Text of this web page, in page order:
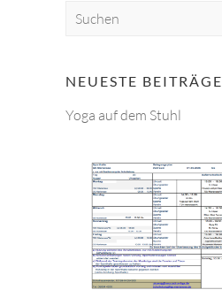
h
n
NEUESTE BEITRÄGE
Yoga auf dem Stuhl